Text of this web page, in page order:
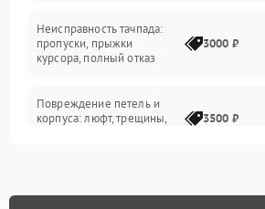
Сеть и интернет
Неисправность тачпада:
пропуски, прыжки
курсора, полный отказ
3000 ₽
Повреждение петель и
корпуса: люфт, трещины,
3500 ₽
быстрая разрядка,
2500 ₽